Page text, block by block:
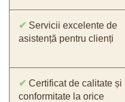
✔ Servicii excelente de
asistență pentru clienți
✔ Certificat de calitate și
conformitate la orice